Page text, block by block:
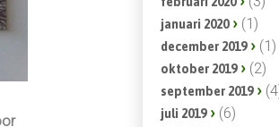
januari 2020 (1)
december 2019 (1)
oktober 2019 (2)
september 2019
juli 2019 (6)